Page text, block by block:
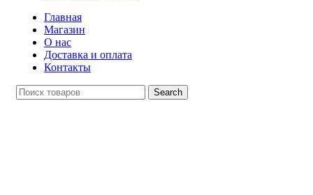
Главная
Магазин
О нас
Доставка и оплата
Контакты
Search